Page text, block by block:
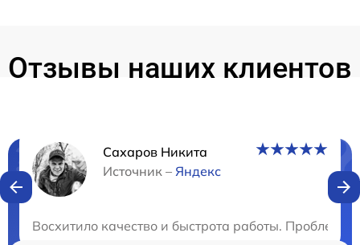
Отзывы наших клиентов
Сахаров Никита
Источник – Яндекс
Восхитило качество и быстрота работы.
Нужна консультация?